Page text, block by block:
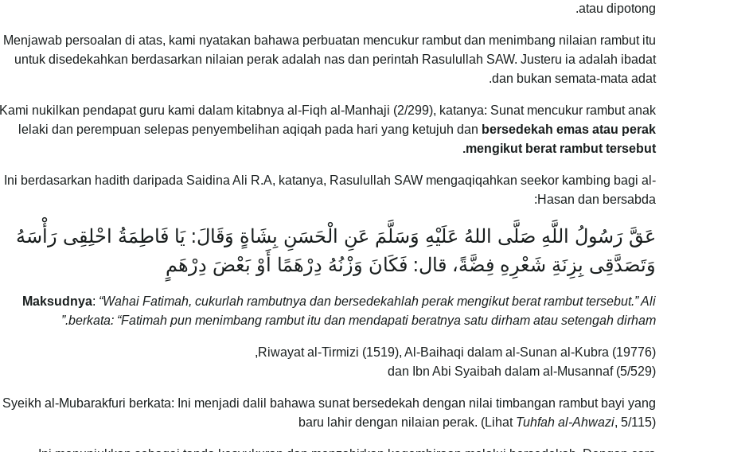
atau dipotong.
Menjawab persoalan di atas, kami nyatakan bahawa perbuatan mencukur rambut dan menimbang nilaian rambut itu
untuk disedekahkan berdasarkan nilaian perak adalah nas dan perintah Rasulullah SAW. Justeru ia adalah ibadat
dan bukan semata-mata adat.
Kami nukilkan pendapat guru kami dalam kitabnya al-Fiqh al-Manhaji (2/299), katanya: Sunat mencukur rambut anak
lelaki dan perempuan selepas penyembelihan aqiqah pada hari yang ketujuh dan bersedekah emas atau perak
mengikut berat rambut tersebut.
Ini berdasarkan hadith daripada Saidina Ali R.A, katanya, Rasulullah SAW mengaqiqahkan seekor kambing bagi al-
Hasan dan bersabda:
عَقَّ رَسُولُ اللَّهِ صَلَّى اللهُ عَلَيْهِ وَسَلَّمَ عَنِ الْحَسَنِ بِشَاةٍ وَقَالَ: يَا فَاطِمَةُ احْلِقِى رَأْسَهُ
وَتَصَدَّقِى بِزِنَةِ شَعْرِهِ فِضَّةً، قال: فَكَانَ وَزْنُهُ دِرْهَمًا أَوْ بَعْضَ دِرْهَمٍ
Maksudnya: “Wahai Fatimah, cukurlah rambutnya dan bersedekahlah perak mengikut berat rambut tersebut.” Ali
berkata: “Fatimah pun menimbang rambut itu dan mendapati beratnya satu dirham atau setengah dirham.”
Riwayat al-Tirmizi (1519), Al-Baihaqi dalam al-Sunan al-Kubra (19776),
dan Ibn Abi Syaibah dalam al-Musannaf (5/529)
Syeikh al-Mubarakfuri berkata: Ini menjadi dalil bahawa sunat bersedekah dengan nilai timbangan rambut bayi yang
baru lahir dengan nilaian perak. (Lihat Tuhfah al-Ahwazi, 5/115)